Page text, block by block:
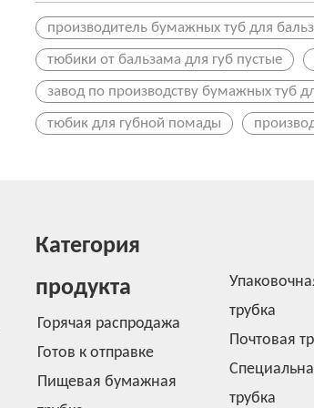
производитель бумажных туб для
тюбики от бальзама для губ пустые
завод по производству бумажных туб
тюбик для губной помады
Категория
продукта
Горячая распродажа
Готов к отправке
Пищевая бумажная
трубка
Почтовая
трубка